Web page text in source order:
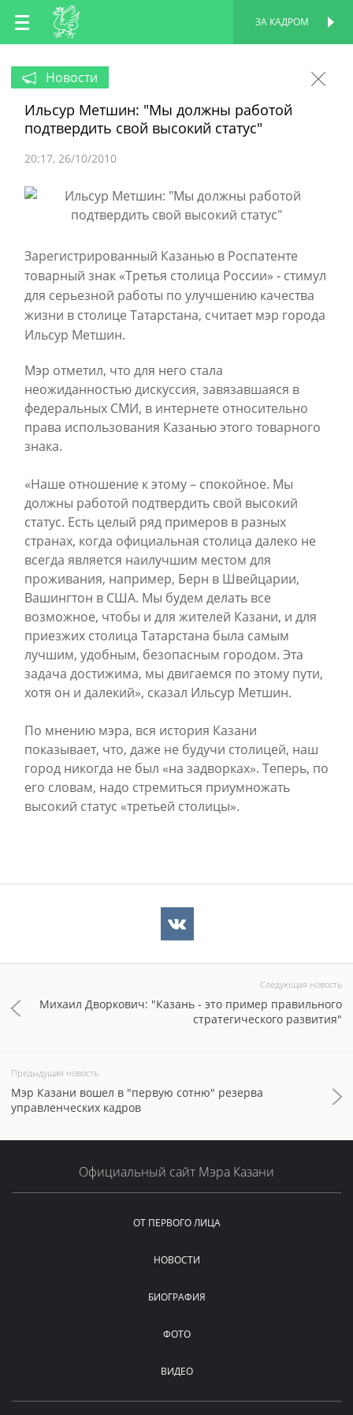
RU
EN
ЗА КАДРОМ
Новости
Ильсур Метшин: "Мы должны работой
подтвердить свой высокий статус"
20:17 26/10/2010
Зарегистрированный Казанью в Роспатенте
товарный знак «Третья столица России» - стимул
для серьезной работы по улучшению качества
жизни в столице Татарстана, считает мэр города
Ильсур Метшин.
Мэр отметил, что для него стала
неожиданностью дискуссия, завязавшаяся в
федеральных СМИ, в интернете относительно
права использования Казанью этого товарного
знака.
«Наше отношение к этому – спокойное. Мы
должны работой подтвердить свой высокий
статус. Есть целый ряд примеров в разных
странах, когда официальная столица далеко не
всегда является наилучшим местом для
проживания, например, Берн в Швейцарии,
Вашингтон в США. Мы будем делать все
возможное, чтобы и для жителей Казани, и для
приезжих столица Татарстана была самым
лучшим, удобным, безопасным городом. Эта
задача достижима, мы двигаемся по этому пути,
хотя он и далекий», сказал Ильсур Метшин.
По мнению мэра, вся история Казани
показывает, что, даже не будучи столицей, наш
город никогда не был «на задворках». Теперь, по
его словам, надо стремиться приумножать
высокий статус «третьей столицы».
Следующая новость
Михаил Дворкович: "Казань - это пример правильного
стратегического развития"
Предыдущая новость
Мэр Казани вошел в "первую сотню" резерва
управленческих кадров
Официальный сайт Мэра Казани
ОТ ПЕРВОГО ЛИЦА
НОВОСТИ
БИОГРАФИЯ
ФОТО
ВИДЕО
ПЕРСОНАЛЬНАЯ